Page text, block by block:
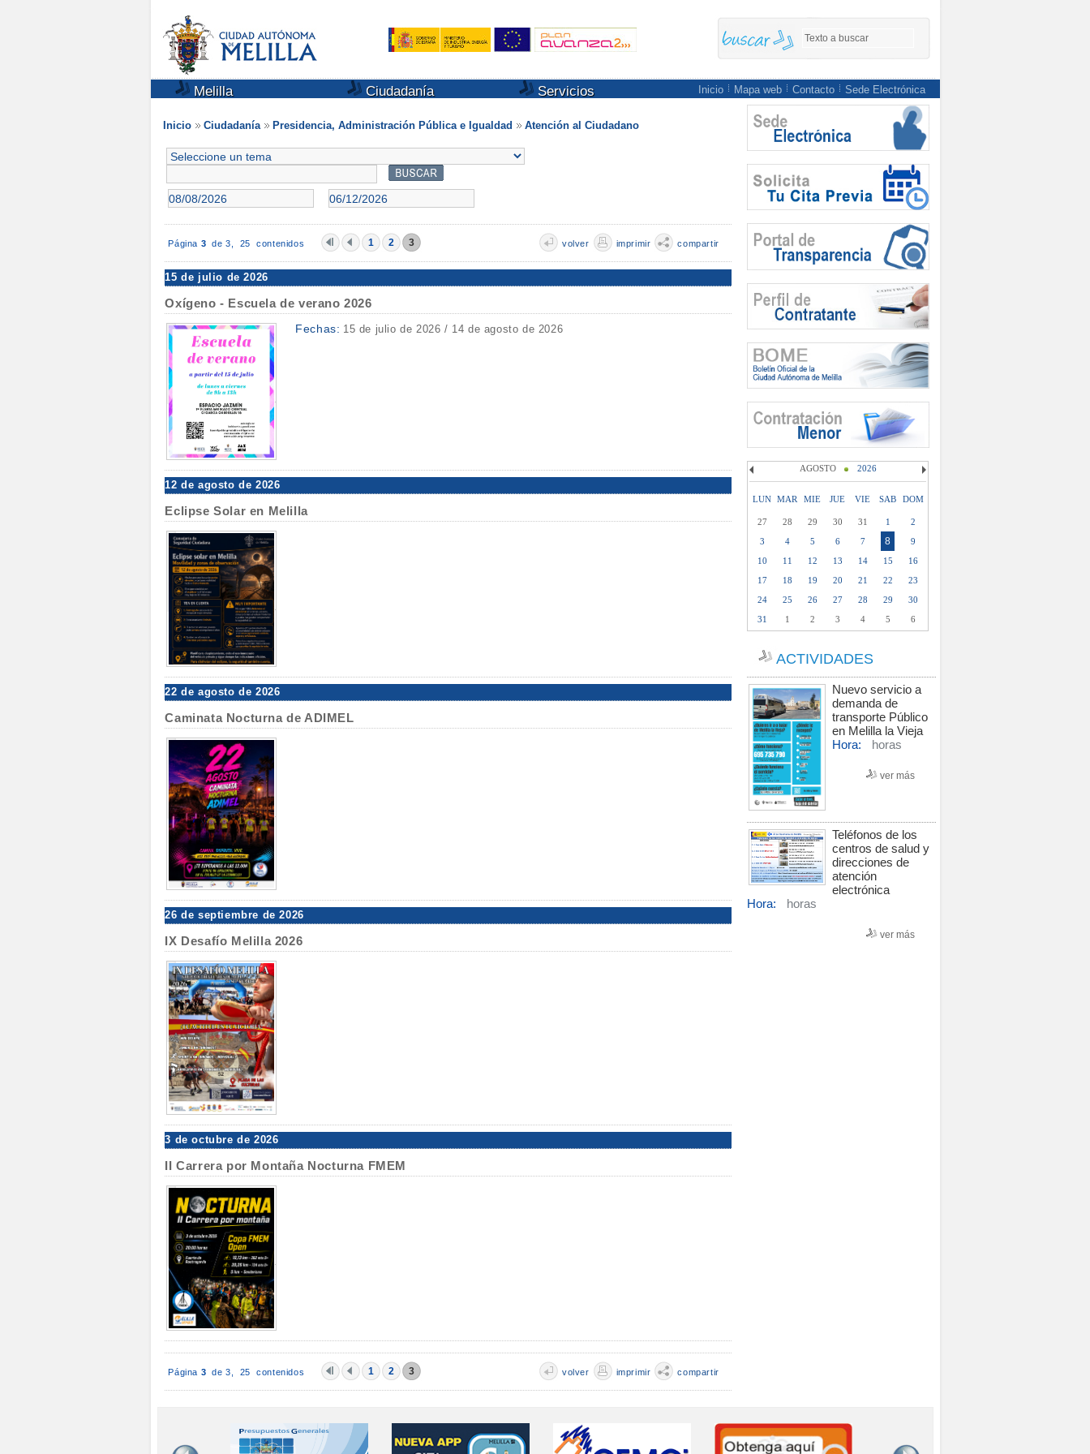
Melilla Ciudadanía Servicios Inicio Mapa web Contacto Sede Electrónica
Inicio Ciudadanía Presidencia, Administración Pública e Igualdad Atención al Ciudadano
Página 3 de 3, 25 contenidos 1 2 3 volver imprimir compartir
15 de julio de 2026
Oxígeno - Escuela de verano 2026
Fechas: 15 de julio de 2026 / 14 de agosto de 2026
12 de agosto de 2026
Eclipse Solar en Melilla
22 de agosto de 2026
Caminata Nocturna de ADIMEL
26 de septiembre de 2026
IX Desafío Melilla 2026
3 de octubre de 2026
II Carrera por Montaña Nocturna FMEM
Página 3 de 3, 25 contenidos 1 2 3 volver imprimir compartir
AGOSTO 2026
LUN MAR MIE JUE VIE SAB DOM
27 28 29 30 31 1
2
3
4 5 6 7 8
9
10
11 12 13 14 15
16
17
18 19 20 21 22
23
24
25 26 27 28 29
30
31
1 2 3 4 5 6
ACTIVIDADES
Nuevo servicio a
demanda de
transporte Público
en Melilla la Vieja
Hora:
horas
ver más
Teléfonos de los
centros de salud y
direcciones de
atención
electrónica
Hora:
horas
ver más